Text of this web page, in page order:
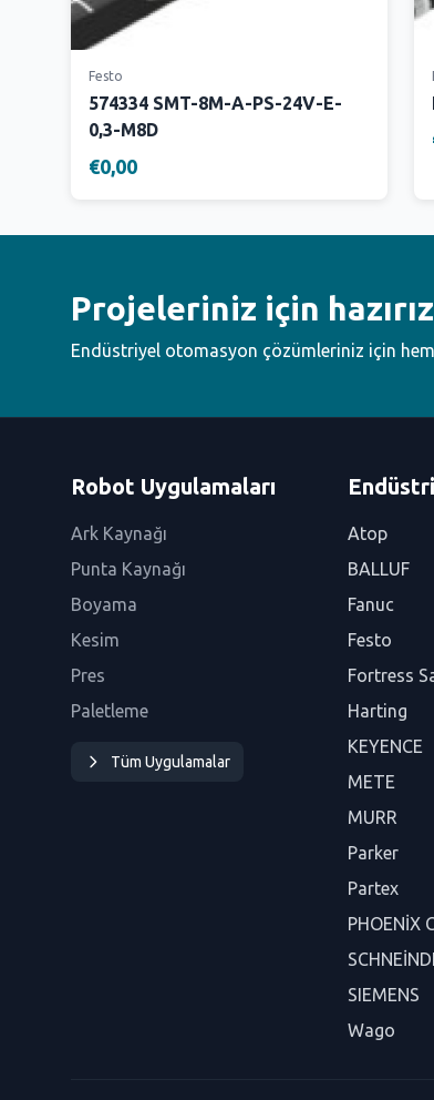
Festo
574334 SMT-8M-A-PS-24V-E-
0,3-M8D
€0,00
Projeleriniz için
Endüstriyel otomasyon çözümleriniz için
Robot Uygulamaları
Ark Kaynağı
Punta Kaynağı
Boyama
Kesim
Pres
Paletleme
Tüm Uygulamalar
Atop
BALLUF
Fanuc
Festo
Fortress
Harting
KEYENCE
METE
MURR
Parker
Partex
PHOENİX
SIEMENS
Wago